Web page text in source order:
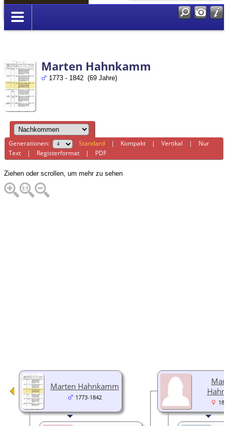
Anmelden
Marten Hahnkamm
1773 - 1842 (69 Jahre)
Generationen: Standard | Kompakt |Vertikal | Nur
Text | Registerformat | PDF
Ziehen oder scrollen, um mehr zu sehen
Marten Hahnkamm
1773-1842